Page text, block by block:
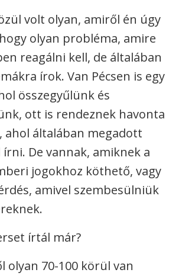
volt olyan, amiről én úgy
olyan probléma, amire
reagálni kell, de általában
írok. Van Pécsen is egy
összegyűlünk és
ott is rendeznek havonta
ahol általában megadott
De vannak, amiknek a
jogokhoz köthető, vagy
amivel szembesülniük
írtál már?
olyan 70-100 körül van